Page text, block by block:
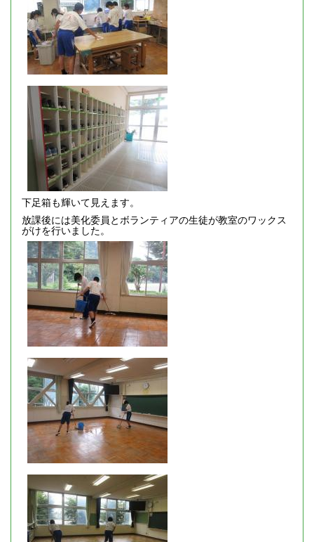
下足箱も輝いて見えます。
放課後には美化委員とボランティアの生徒が教室のワックス
がけを行いました。